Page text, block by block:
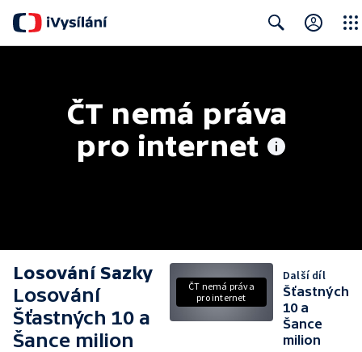
ČT nemá práva
pro internet
Losování Sazky
Losování
Šťastných 10 a
Šance milion
ČT nemá práva
pro internet
Další díl
Šťastných
10 a
Šance
milion